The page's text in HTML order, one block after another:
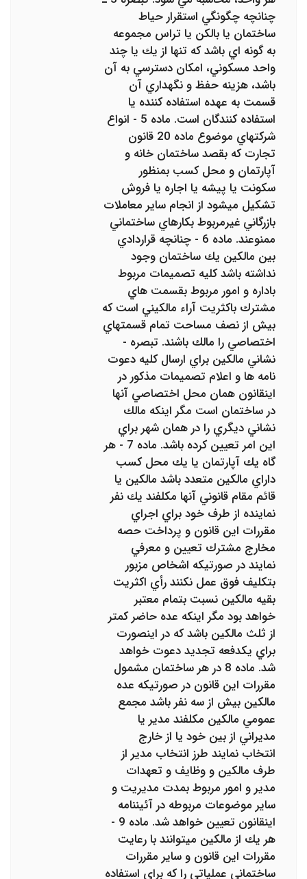
چنانچه چگونگي استقرار حياط
ساختمان يا بالكن يا تراس مجموعه
به گونه‌ اي باشد كه تنها از يك يا چند
واحد مسكوني، امكان دسترسي ‌به آن
باشد، هزينه حفظ و نگهداري آن
قسمت به عهده استفاده‌ كننده يا
استفاده‌ كنندگان است. ماده 5 - انواع
شركتهاي موضوع ماده 20 قانون
تجارت كه بقصد ساختمان خانه و
آپارتمان و محل كسب بمنظور
سكونت يا‌ پيشه يا اجاره يا فروش
تشكيل ميشود از انجام ساير معاملات
بازرگاني غيرمربوط بكارهاي ساختماني
ممنوعند. ماده 6 - چنانچه قراردادي
بين مالكين يك ساختمان وجود
نداشته باشد كليه تصميمات مربوط
باداره و امور مربوط بقسمت ‌هاي
مشترك باكثريت آراء مالكيني است كه
بيش از نصف مساحت تمام قسمتهاي
اختصاصي را مالك باشند. تبصره -
نشاني مالكين براي ارسال كليه دعوت
نامه‌ ها و اعلام تصميمات مذكور در
اينقانون همان محل اختصاصي آنها
در ساختمان است مگر اينكه مالك
نشاني ديگري را در همان شهر براي
اين امر تعيين كرده باشد. ماده 7 - هر
گاه يك آپارتمان يا يك محل كسب
داراي مالكين متعدد باشد مالكين يا
قائم مقام قانوني آنها مكلفند يك نفر
نماينده از طرف خود براي‌ اجراي
مقررات اين قانون و پرداخت حصه
مخارج مشترك تعيين و معرفي
نمايند در صورتيكه اشخاص مزبور
بتكليف فوق عمل نكنند رأي اكثريت
بقيه مالكين نسبت بتمام معتبر
خواهد بود مگر اينكه عده حاضر كمتر
از ثلث مالكين باشد كه در اينصورت
براي يكدفعه تجديد دعوت خواهد
شد. ماده 8 در هر ساختمان مشمول
مقررات اين قانون در صورتيكه عده
مالكين بيش از سه نفر باشد مجمع
عمومي مالكين مكلفند مدير يا
مديراني ‌از بين خود يا از خارج
انتخاب نمايند طرز انتخاب مدير از
طرف مالكين و وظايف و تعهدات
مدير و امور مربوط بمدت مديريت و
ساير موضوعات‌ مربوطه در آئيننامه
اينقانون تعيين خواهد شد. ماده 9 -
هر يك از مالكين ميتوانند با رعايت
مقررات اين قانون و ساير مقررات
ساختماني عملياتي را كه براي استفاده